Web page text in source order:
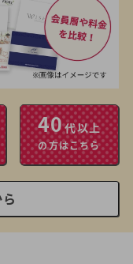
40代以上
の方はこちら